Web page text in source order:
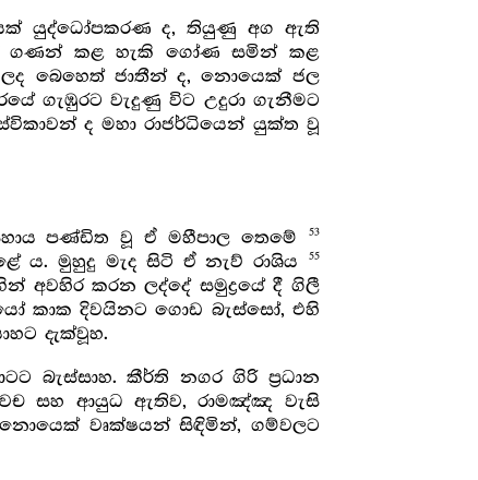
යුද්ධෝපකරණ ද, තියුණු අග ඇති
කළ හැකි ගෝණ සමින් කළ
බෙහෙත් ජාතීන් ද, නොයෙක් ජල
ගැඹුරට වැදුණු විට උදුරා ගැනීමට
ද මහා රාජර්ධියෙන් යුක්ත වූ
පණ්ඩිත වූ ඒ මහීපාල තෙමේ 53
ය. මුහුදු මැද සිටි ඒ නැව් රාශිය 55
කරන ලද්දේ සමුද්‍රයේ දී ගිලී
කාක දිවයිනට ගොඩ බැස්සෝ, එහි
දැක්වූහ.
බැස්සාහ. කීර්ති නගර ගිරි ප්‍රධාන
සහ ආයුධ ඇතිව, රාමඤ්ඤ වැසි
වෘක්ෂයන් සිඳිමින්, ගම්වලට